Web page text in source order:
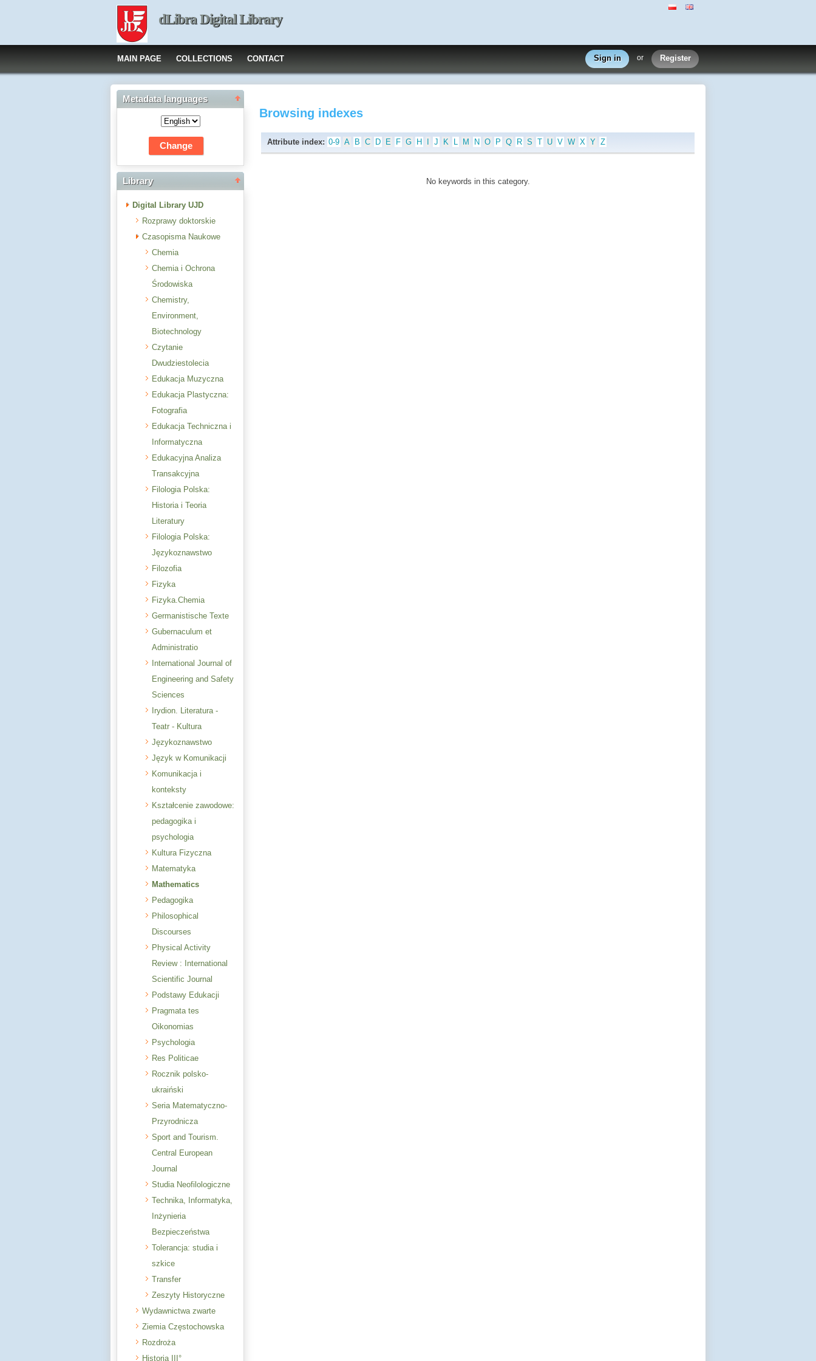
dLibra Digital Library
MAIN PAGE COLLECTIONS CONTACT Sign in or Register
Metadata languages
Library
Digital Library UJD
Rozprawy doktorskie
Czasopisma Naukowe
Chemia
Chemia i Ochrona
Środowiska
Chemistry,
Environment,
Biotechnology
Czytanie
Dwudziestolecia
Edukacja Muzyczna
Edukacja Plastyczna:
Fotografia
Edukacja Techniczna i
Informatyczna
Edukacyjna Analiza
Transakcyjna
Filologia Polska:
Historia i Teoria
Literatury
Filologia Polska:
Językoznawstwo
Filozofia
Fizyka
Fizyka.Chemia
Germanistische Texte
Gubernaculum et
Administratio
International Journal of
Engineering and Safety
Sciences
Irydion. Literatura -
Teatr - Kultura
Językoznawstwo
Język w Komunikacji
Komunikacja i
konteksty
Kształcenie zawodowe:
pedagogika i
psychologia
Kultura Fizyczna
Matematyka
Mathematics
Pedagogika
Philosophical
Discourses
Physical Activity
Review : International
Scientific Journal
Podstawy Edukacji
Pragmata tes
Oikonomias
Psychologia
Res Politicae
Rocznik polsko-
ukraiński
Seria Matematyczno-
Przyrodnicza
Sport and Tourism.
Central European
Journal
Studia Neofilologiczne
Technika, Informatyka,
Inżynieria
Bezpieczeństwa
Tolerancja: studia i
szkice
Transfer
Zeszyty Historyczne
Wydawnictwa zwarte
Ziemia Częstochowska
Rozdroża
Historia III°
Browsing indexes
Attribute index: 0-9 A B C D E F G H J K L M N O P Q R S T U V W X Y Z
No keywords in this category.